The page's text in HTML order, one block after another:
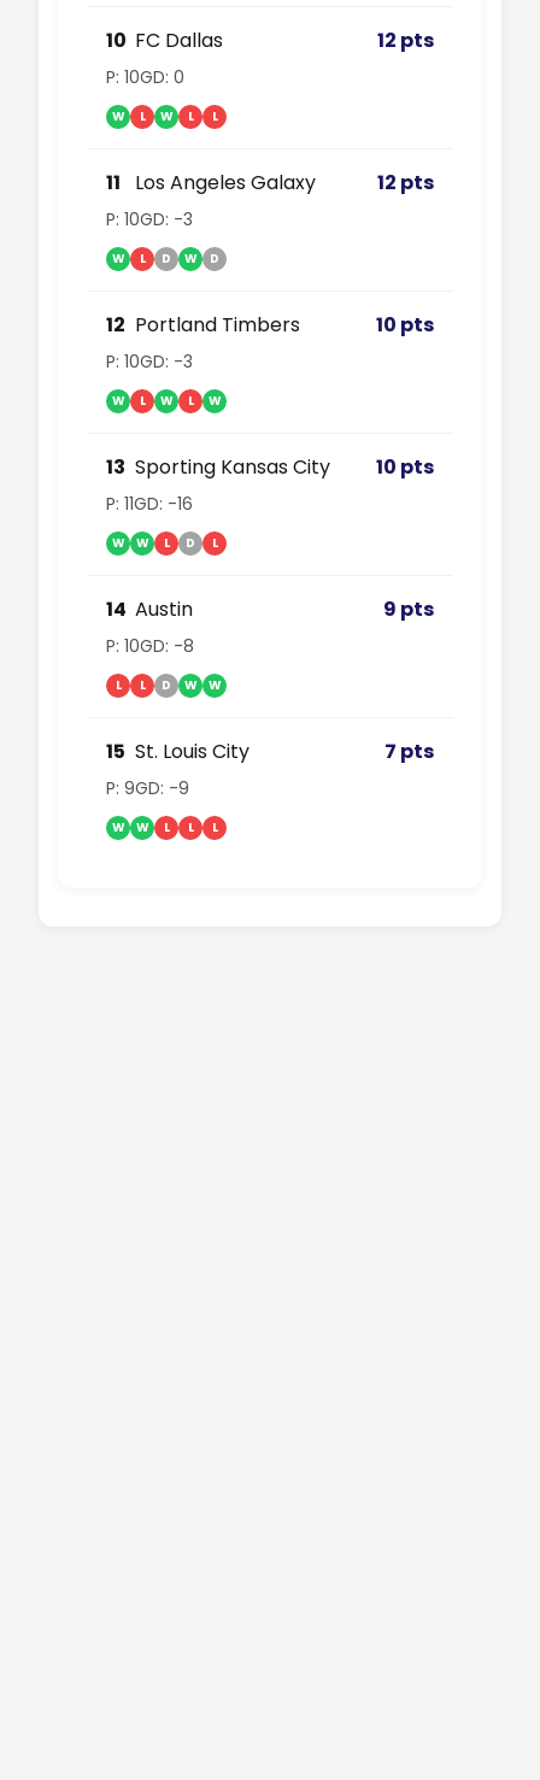
10 FC Dallas 12 pts
P: 10GD: 0
W L W L L
11 Los Angeles Galaxy 12 pts
P: 10GD: -3
W L D W D
12 Portland Timbers 10 pts
P: 10GD: -3
W L W L W
13 Sporting Kansas City 10 pts
P: 11GD: -16
W W L D L
14 Austin 9 pts
P: 10GD: -8
L L D W W
15 St. Louis City 7 pts
P: 9GD: -9
W W L L L